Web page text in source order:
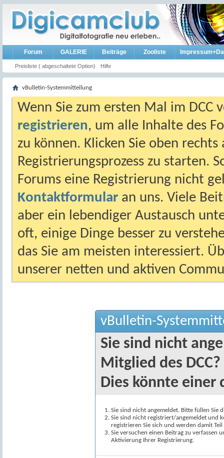
Forum GALERIE Beiträge Zooliste
Preisliste ( abgeschaltete Option) Hilfe
vBulletin-Systemmitteilung
Wenn Sie zum ersten Mal im DCC
registrieren, um alle Inhalte des
zu können. Klicken Sie oben
Registrierungsprozess zu starten.
Forums eine Registrierung nicht
Kontaktformular an uns. Viele
aber ein lebendiger Austausch
oft, einige Dinge besser zu
das Sie am meisten interessiert.
unserer netten und aktiven
vBulletin-
Sie sind nicht
Mitglied des DCC?
Dies könnte einer
Sie sind nicht angemeldet. Bitte füllen Sie
Sie sind nicht registriert/angemeldet und
registrieren Sie sich und werden damit
Sie versuchen einen Beitrag zu verfassen
Aktivierung Ihrer Registrierung.